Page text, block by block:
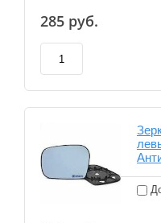
285 руб.